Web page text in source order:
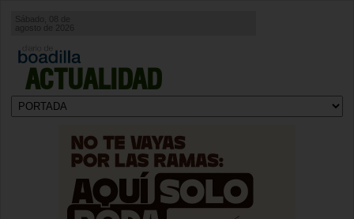
ACTUALIDAD
Sábado, 08 de
agosto de 2026